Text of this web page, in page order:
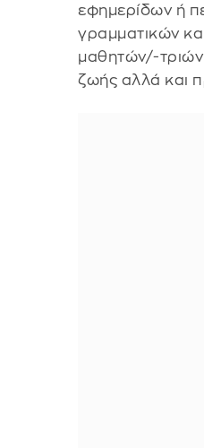
εφημερίδων ή
γραμματικών
μαθητών/-τριών
ζωής αλλά και